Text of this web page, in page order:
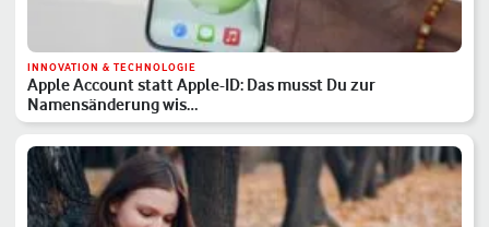
INNOVATION & TECHNOLOGIE
Apple Account statt Apple-ID: Das musst Du zur
Namensänderung wis…